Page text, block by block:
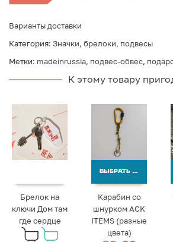
Варианты доставки
Категория: Значки, брелоки, подвесы
Метки: madeinrussia, подвес-обвес,
К этому товару
Брелок на
ключи Дом там
где сердце
ВЫБРАТЬ ВАРИАНТЫ
Карабин со
шнурком ACK
ITEMS (разные
цвета)